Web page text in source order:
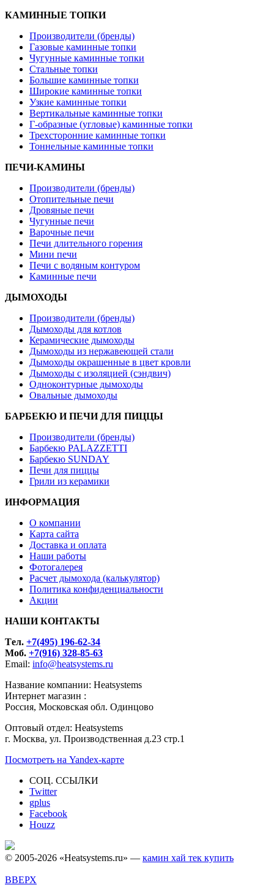
КАМИННЫЕ ТОПКИ
Производители (бренды)
Газовые каминные топки
Чугунные каминные топки
Стальные топки
Большие каминные топки
Широкие каминные топки
Узкие каминные топки
Вертикальные каминные топки
Г-образные (угловые) каминные топки
Трехсторонние каминные топки
Тоннельные каминные топки
ПЕЧИ-КАМИНЫ
Производители (бренды)
Отопительные печи
Дровяные печи
Чугунные печи
Варочные печи
Печи длительного горения
Мини печи
Печи с водяным контуром
Каминные печи
ДЫМОХОДЫ
Производители (бренды)
Дымоходы для котлов
Керамические дымоходы
Дымоходы из нержавеющей стали
Дымоходы окрашенные в цвет кровли
Дымоходы с изоляцией (сэндвич)
Одноконтурные дымоходы
Овальные дымоходы
БАРБЕКЮ И ПЕЧИ ДЛЯ ПИЦЦЫ
Производители (бренды)
Барбекю PALAZZETTI
Барбекю SUNDAY
Печи для пиццы
Грили из керамики
ИНФОРМАЦИЯ
О компании
Карта сайта
Доставка и оплата
Наши работы
Фотогалерея
Расчет дымохода (калькулятор)
Политика конфиденциальности
Акции
НАШИ КОНТАКТЫ
Tел. +7(495) 196-62-34
Моб. +7(916) 328-85-63
Email: info@heatsystems.ru
Название компании: Heatsystems
Интернет магазин :
Россия, Московская обл. Одинцово
Оптовый отдел: Heatsystems
г. Москва, ул. Производственная д.23 стр.1
Посмотреть на Yandex-карте
СОЦ. ССЫЛКИ
Twitter
gplus
Facebook
Houzz
© 2005-2026 «Heatsystems.ru» — камин хай тек купить
ВВЕРХ